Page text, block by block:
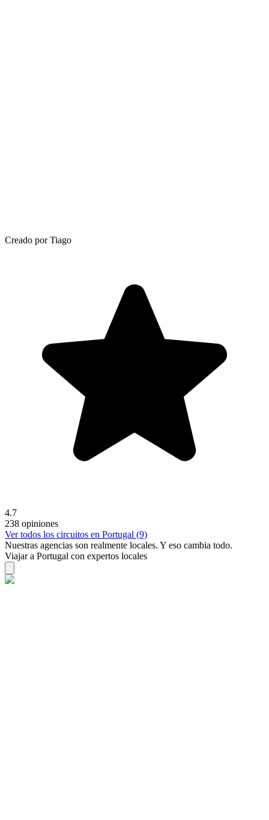
Creado por Tiago
4.7
238 opiniones
Ver todos los circuitos en Portugal (9)
Nuestras agencias son realmente locales. Y eso cambia todo.
Viajar a Portugal con expertos locales